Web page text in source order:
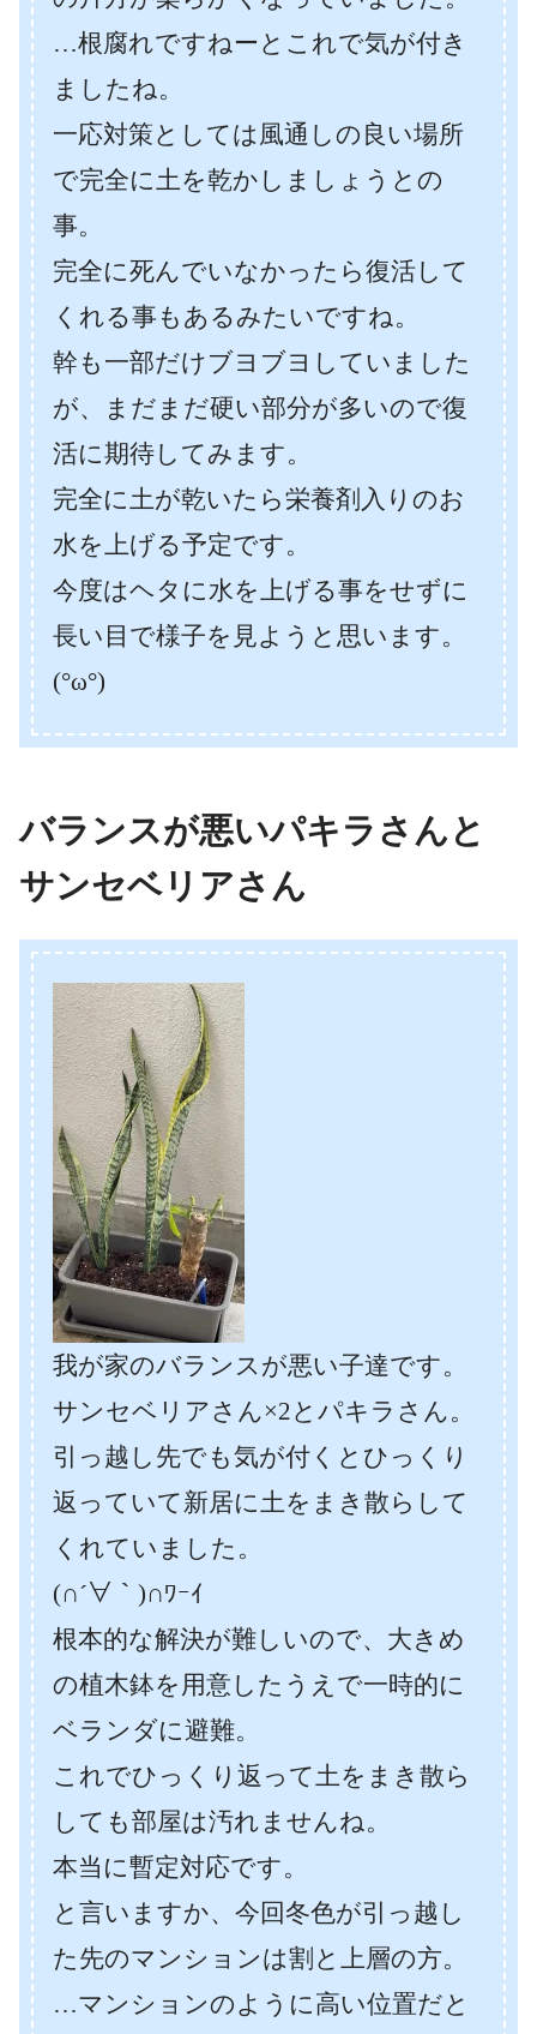
…根腐れですねーとこれで気が付き
ましたね。
一応対策としては風通しの良い場所
で完全に土を乾かしましょうとの
事。
完全に死んでいなかったら復活して
くれる事もあるみたいですね。
幹も一部だけブヨブヨしていました
が、まだまだ硬い部分が多いので復
活に期待してみます。
完全に土が乾いたら栄養剤入りのお
水を上げる予定です。
今度はヘタに水を上げる事をせずに
長い目で様子を見ようと思います。
(°ω°)
バランスが悪いパキラさんと
サンセベリアさん
我が家のバランスが悪い子達です。
サンセベリアさん×2とパキラさん。
引っ越し先でも気が付くとひっくり
返っていて新居に土をまき散らして
くれていました。
(∩´∀｀)∩ﾜｰｲ
根本的な解決が難しいので、大きめ
の植木鉢を用意したうえで一時的に
ベランダに避難。
これでひっくり返って土をまき散ら
しても部屋は汚れませんね。
本当に暫定対応です。
と言いますか、今回冬色が引っ越し
た先のマンションは割と上層の方。
…マンションのように高い位置だと